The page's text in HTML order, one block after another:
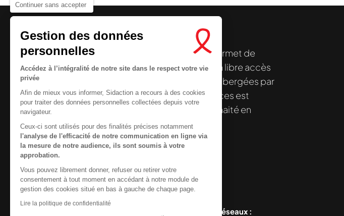
Continuer sans accepter
Gestion des données
personnelles
Accédez à l’intégralité de notre site dans le respect votre vie
privée
Afin de mieux vous informer, Sidaction a recours à des cookies
pour traiter des données personnelles collectées depuis votre
navigateur.
Ceux-ci sont utilisés pour des finalités précises notamment
l'analyse de l'efficacité de notre communication en ligne via
la mesure de notre audience, ils sont soumis à votre
approbation.
Vous pouvez librement donner, refuser ou retirer votre
consentement à tout moment en accédant à notre module de
gestion des cookies situé en bas à gauche de chaque page.
Lire la politique de confidentialité
Nous cherchons le contenu demandé....
Le centre de ressources de Sidactionpermet de
disposer de ressources francophones en libre accès
. À l’origine, hébergées par
la Plateforme ELSA, le Centre de ressources est
désormais gérée par Sidaction qui a souhaité en
reprendre le pilotage.
Contactez-nous
Newsletter
Nous suivre sur les réseaux :